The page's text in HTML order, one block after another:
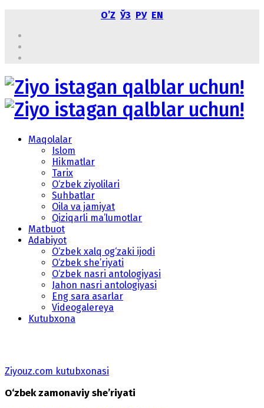
OʼZ ЎЗ РУ EN
Maqolalar
Islom
Hikmatlar
Tarix
O‘zbek ziyolilari
Suhbatlar
Oila va jamiyat
Qiziqarli ma’lumotlar
Matbuot
Adabiyot
O‘zbek xalq og‘zaki ijodi
O‘zbek she’riyati
O‘zbek nasri antologiyasi
Jahon nasri antologiyasi
Eng sara asarlar
Videogalereya
Kutubxona
Ziyouz.com kutubxonasi
O‘zbek zamonaviy she’riyati